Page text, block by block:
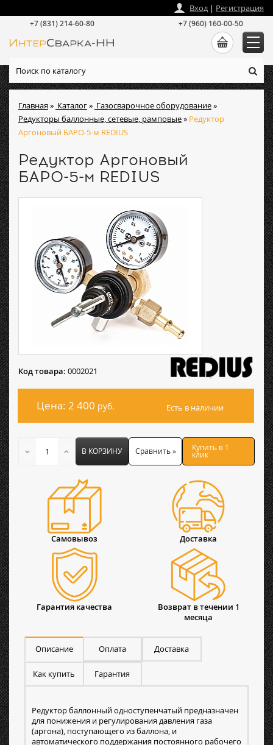
Главная» Каталог» Газосварочное оборудование»
Редукторы баллонные, сетевые, рамповые» Редуктор
Аргоновый БАРО-5-м REDIUS
Редуктор Аргоновый
БАРО-5-м REDIUS
Код товара: 0002021
Цена: 2 400 руб. Есть в наличии
В КОРЗИНУ Сравнить » Купить в 1
клик
Самовывоз Доставка
Гарантия качества
Возврат в течении 1
месяца
Описание Оплата Доставка
Как купить Гарантия
Редуктор баллонный одноступенчатый предназначен
для понижения и регулирования давления газа
(аргона), поступающего из баллона, и
автоматического поддержания постоянного рабочего
Вход| Регистрация
+7 (831) 214-60-80 +7 (960) 160-00-50